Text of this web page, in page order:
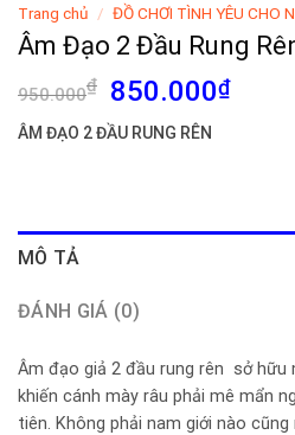
Trang chủ / ĐỒ CHƠI TÌNH YÊU CHO
Âm Đạo 2 Đầu Rung
950.000₫
Giá
gốc
là:
850.000₫Giá
ÂM ĐẠO 2 ĐẦU RUNG RÊN
MÔ TẢ
ĐÁNH GIÁ (0)
Âm đạo giả 2 đầu rung rên sở hữu
khiến cánh mày râu phải mê mẩn
tiên. Không phải nam giới nào